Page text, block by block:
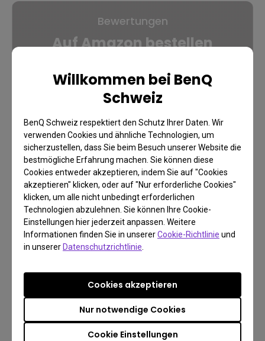
Willkommen bei BenQ
Schweiz
BenQ Schweiz respektiert den Schutz Ihrer Daten. Wir
verwenden Cookies und ähnliche Technologien, um
sicherzustellen, dass Sie beim Besuch unserer Website die
bestmögliche Erfahrung machen. Sie können diese
Cookies entweder akzeptieren, indem Sie auf "Cookies
akzeptieren" klicken, oder auf "Nur erforderliche Cookies"
klicken, um alle nicht unbedingt erforderlichen
Technologien abzulehnen. Sie können Ihre Cookie-
Einstellungen hier jederzeit anpassen. Weitere
Informationen finden Sie in unsererCookie-Richtlinie und
in unserer Datenschutzrichtlinie
Cookie Einstellungen
Nur notwendige Cookies
Cookies akzeptieren
Bewertungen
Auf Amazon bestellen
Zum BenQ Amazon Shop